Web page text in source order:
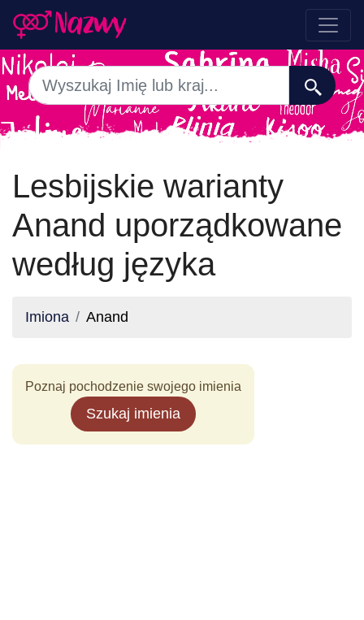
Lesbijskie warianty
Anand uporządkowane
według języka
Imiona Anand
Poznaj pochodzenie swojego imienia
Szukaj imienia